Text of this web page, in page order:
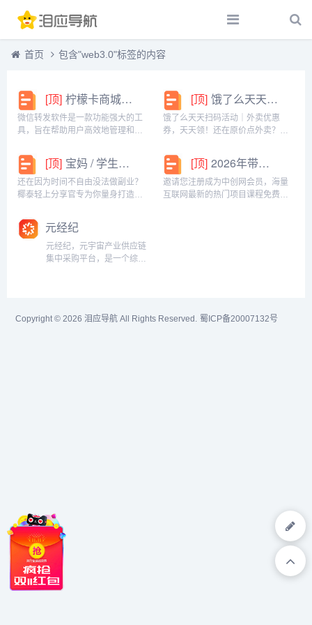
首页 包含"web3.0"标签的内容
[顶] 柠檬卡商城24h自动发卡平台虚拟商品激活码自助购买商城
微信转发软件是一款功能强大的工
具，旨在帮助用户高效地管理和操
能，包括一键转发、朋友圈转发和
微信抢红包等。一键转发软件使得
用户可以轻松地将消息、图片或其
他内容快速转发给多个...
[顶] 饿了么天天扫码活动｜外卖优惠券，天天领！
饿了么天天扫码活动｜外卖优惠
券，天天领！还在原价点外卖？你
码活动」，用微信扫一扫，就能领
外卖专属优惠券，先领券再下单，
省钱更划算！优惠覆盖全场景早餐
汉堡、午餐快餐、晚餐炸...
[顶] 宝妈 / 学生党看过来！椰泰轻上分享官，时间自由，在家也能赚
还在因为时间不自由没法做副业？
椰泰轻上分享官专为你量身打造！
是想赚生活费的学生党，都能在这
里找到适合自己的增收方式。成为
分享官，你可以自由安排时间：带
娃间隙、下课碎片、睡...
[顶] 2026年带你闷声赚大钱，轻松月赚1000+
邀请您注册成为中创网会员，海量
互联网最新的热门项目课程免费学
元经纪
元经纪，元宇宙产业供应链
集中采购平台，是一个综合
价，为您筛选出最优性价比
Copyright © 2026 泪应导航 All Rights Reserved. 蜀ICP备20007132号